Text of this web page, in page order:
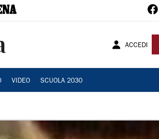
ACCEDI
VIDEO SCUOLA 2030